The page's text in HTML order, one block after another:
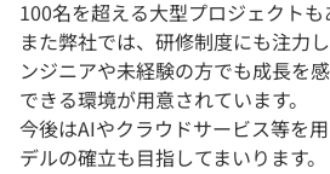
100名を超える大型プロジェクトも
また弊社では、研修制度にも注力
ンジニアや未経験の方でも成長を
できる環境が用意されています。
今後はAIやクラウドサービス等を
デルの確立も目指してまいります。